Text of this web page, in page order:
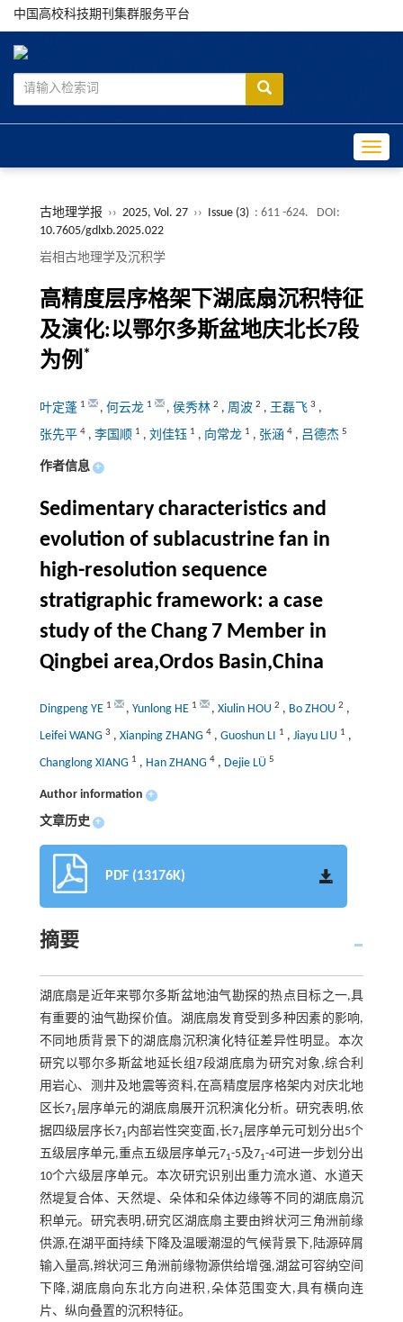
中国高校科技期刊集群服务平台
古地理学报 ›› 2025, Vol. 27 ›› Issue (3) : 611 -624.
DOI:
10.7605/gdlxb.2025.022
岩相古地理学及沉积学
高精度层序格架下湖底扇沉积特征
及演化:以鄂尔多斯盆地庆北长7段
为例*
叶定蓬 1 , 何云龙 1 , 侯秀林 2 , 周波 2 , 王磊飞 3 ,
张先平 4, 李国顺 1 , 刘佳钰 1 , 向常龙 1 , 张涵 4, 吕德杰 5
作者信息 +
Sedimentary characteristics and
evolution of sublacustrine fan in
high-resolution sequence
stratigraphic framework: a case
study of the Chang 7 Member in
Qingbei area,Ordos Basin,China
Dingpeng YE 1 , Yunlong HE 1 , Xiulin HOU 2 , Bo ZHOU 2 ,
Leifei WANG 3 , Xianping ZHANG 4, Guoshun LI 1 , Jiayu LIU 1 ,
Changlong XIANG 1 , Han ZHANG 4, Dejie LÜ 5
Author information +
文章历史 +
PDF (13176K)
摘要
湖底扇是近年来鄂尔多斯盆地油气勘探的热点目标之一,具
有重要的油气勘探价值。湖底扇发育受到多种因素的影响,
不同地质背景下的湖底扇沉积演化特征差异性明显。本次
研究以鄂尔多斯盆地延长组7段湖底扇为研究对象,综合利
用岩心、测井及地震等资料,在高精度层序格架内对庆北地
区长71层序单元的湖底扇展开沉积演化分析。研究表明,依
据四级层序长71 内部岩性突变面,长71层序单元可划分出5个
五级层序单元,重点五级层序单元71-5及71-4可进一步划分出
10个六级层序单元。本次研究识别出重力流水道、水道天
然堤复合体、天然堤、朵体和朵体边缘等不同的湖底扇沉
积单元。研究表明,研究区湖底扇主要由辫状河三角洲前缘
供源,在湖平面持续下降及温暖潮湿的气候背景下,陆源碎屑
输入量高,辫状河三角洲前缘物源供给增强,湖盆可容纳空间
下降,湖底扇向东北方向进积,朵体范围变大,具有横向连
片、纵向叠置的沉积特征。